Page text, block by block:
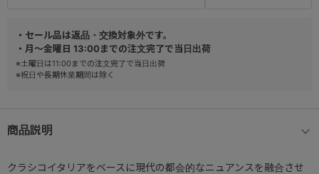
・セール品は返品・交換対象外です。
・月～金曜日 13:00までの注文完了で当日出荷
※土曜日は11:00までの注文完了で当日出荷
※祝日や長期休業期間は除く
商品説明
クラシコイタリアをベースに現代の都会的なニュアンスを融合させ